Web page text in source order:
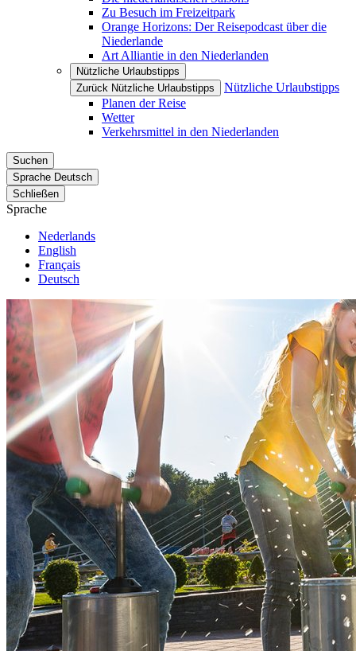
Zu Besuch im Freizeitpark
Orange Horizons: Der Reisepodcast über die
Niederlande
Art Alliantie in den Niederlanden
Nützliche Urlaubstipps
Zurück Nützliche Urlaubstipps
Nützliche Urlaubstipps
Planen der Reise
Wetter
Verkehrsmittel in den Niederlanden
Suchen
Sprache Deutsch
Schließen
Sprache
Nederlands
English
Français
Deutsch